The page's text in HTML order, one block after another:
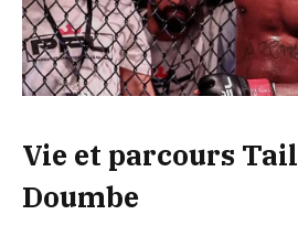
Vie et parcours
Doumbe